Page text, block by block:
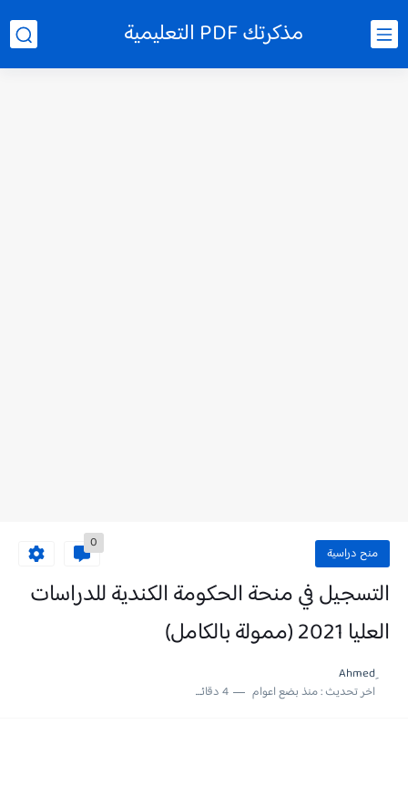
مذكرتك PDF التعليمية
منح دراسية
0
التسجيل في منحة الحكومة الكندية للدراسات
العليا 2021 (ممولة بالكامل)
ِAhmed
اخر تحديث :منذ بضع اعوام 4 دقائق للقراءة